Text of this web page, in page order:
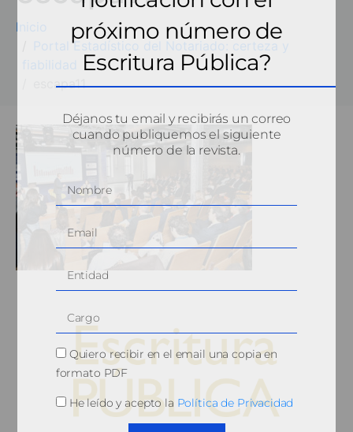
Inicio
Portal Estadístico del Notariado: certeza y
fiabilidad
escapa11
próximo número de
Escritura Pública?
Déjanos tu email y recibirás un correo
cuando publiquemos el siguiente
número de la revista.
Quiero recibir en el email una copia en
formato PDF
He leído y acepto la Política de Privacidad